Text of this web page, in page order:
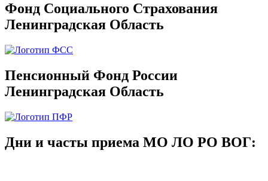
Фонд Социального Страхования
Ленинградская Область
Пенсионный Фонд России
Ленинградская Область
Дни и часты приема МО ЛО РО ВОГ: